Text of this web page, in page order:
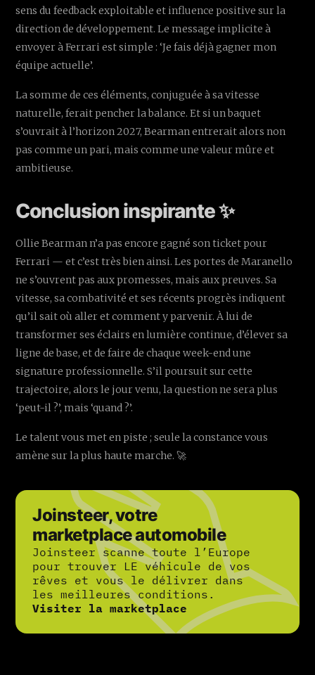
sens du feedback exploitable et influence positive sur la
direction de développement. Le message implicite à
envoyer à Ferrari est simple : ‘Je fais déjà gagner mon
équipe actuelle’.
La somme de ces éléments, conjuguée à sa vitesse
naturelle, ferait pencher la balance. Et si un baquet
s’ouvrait à l’horizon 2027, Bearman entrerait alors non
pas comme un pari, mais comme une valeur mûre et
ambitieuse.
Conclusion inspirante ✨
Ollie Bearman n’a pas encore gagné son ticket pour
Ferrari — et c’est très bien ainsi. Les portes de Maranello
ne s’ouvrent pas aux promesses, mais aux preuves. Sa
vitesse, sa combativité et ses récents progrès indiquent
qu’il sait où aller et comment y parvenir. À lui de
transformer ses éclairs en lumière continue, d’élever sa
ligne de base, et de faire de chaque week-end une
signature professionnelle. S’il poursuit sur cette
trajectoire, alors le jour venu, la question ne sera plus
‘peut-il ?’, mais ‘quand ?’.
Le talent vous met en piste ; seule la constance vous
amène sur la plus haute marche. 🚀
Joinsteer, votre
marketplace automobile
Joinsteer scanne toute l’Europe
pour trouver LE véhicule de vos
rêves et vous le délivrer dans
les meilleures conditions.
Visiter la marketplace